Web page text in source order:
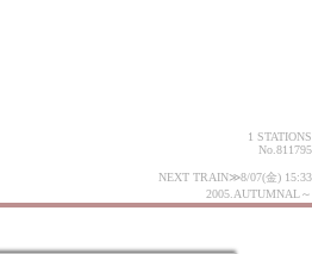
1 STATIONS
No.811795
NEXT TRAIN≫8/07(金) 15:33
2005.AUTUMNAL～